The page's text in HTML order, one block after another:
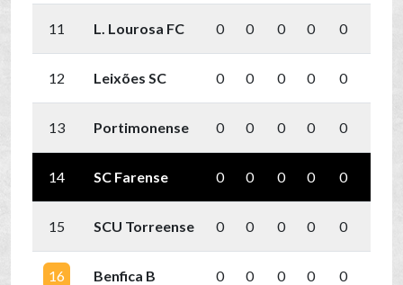
11 L. Lourosa FC 0 0 0 0 0
12 Leixões SC 0 0 0 0 0
13 Portimonense 0 0 0 0 0
14 SC Farense 0 0 0 0 0
15 SCU Torreense 0 0 0 0 0
16 Benfica B 0 0 0 0 0